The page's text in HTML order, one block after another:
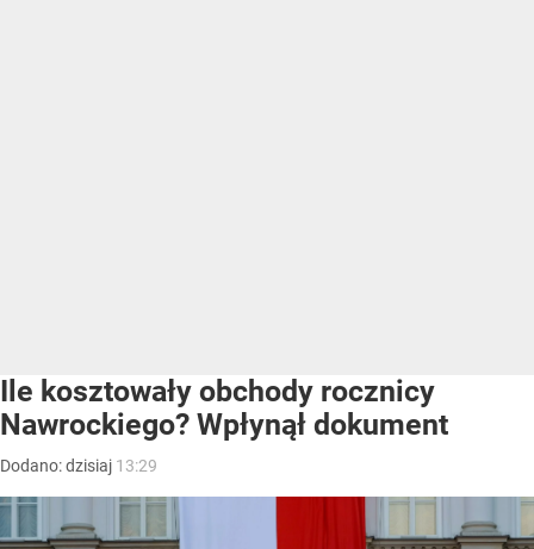
Ile kosztowały obchody rocznicy
Nawrockiego? Wpłynął dokument
Dodano:dzisiaj 13:29